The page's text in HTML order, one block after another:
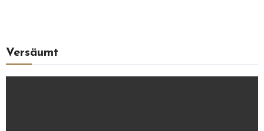
Versäumt